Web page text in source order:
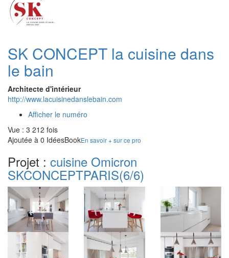
SK CONCEPT la cuisine dans
le bain
Architecte d'intérieur
http://www.lacuisinedanslebain.com
Afficher le numéro
Vue : 3 212 fois
Ajoutée à 0 IdéesBookEn savoir + sur ce pro
Projet : cuisine Omicron
SKCONCEPTPARIS(6/6)